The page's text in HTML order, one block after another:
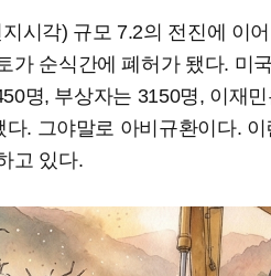
시각) 규모 7.2의 전진에 이
가 순식간에 폐허가 됐다. 미
명, 부상자는 3150명, 이재
. 그야말로 아비규환이다. 이
고 있다.